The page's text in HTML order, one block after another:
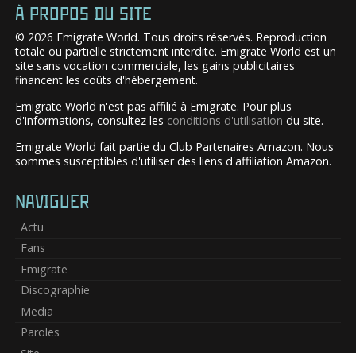
À PROPOS DU SITE
© 2026 Emigrate World. Tous droits réservés. Reproduction
totale ou partielle strictement interdite. Emigrate World est un
site sans vocation commerciale, les gains publicitaires
financent les coûts d'hébergement.
Emigrate World n'est pas affilié à Emigrate. Pour plus
d'informations, consultez les conditions d'utilisation du site.
Emigrate World fait partie du Club Partenaires Amazon. Nous
sommes susceptibles d'utiliser des liens d'affiliation Amazon.
NAVIGUER
Actu
Fans
Emigrate
Discographie
Media
Paroles